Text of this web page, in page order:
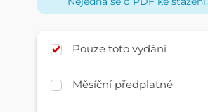
Pouze toto vydání
Měsíční předplatné